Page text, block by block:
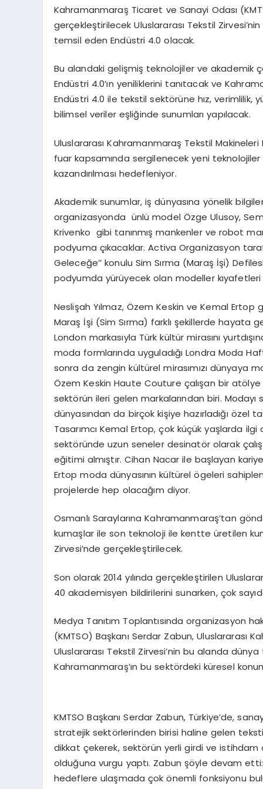
Kahramanmaraş Ticaret ve Sanayi Odası
gerçekleştirilecek Uluslararası Tekstil
temsil eden Endüstri 4.0 olacak.
Bu alandaki gelişmiş teknolojiler ve akademik
Endüstri 4.0’ın yeniliklerini tanıtacak ve
Endüstri 4.0 ile tekstil sektörüne hız,
bilimsel veriler eşliğinde sunumları yapılacak.
Uluslararası Kahramanmaraş Tekstil
fuar kapsamında sergilenecek yeni
kazandırılması hedefleniyor.
Akademik sunumlar, iş dünyasına yönelik
organizasyonda ünlü model Özge Ulusoy,
Krivenko gibi tanınmış mankenler ve robot
podyuma çıkacaklar. Activa Organizasyon
Geleceğe’’ konulu Sim Sırma (Maraş İşi)
podyumda yürüyecek olan modeller
Neslişah Yılmaz, Özem Keskin ve Kemal Ertop
Maraş İşi (Sim Sırma) farklı şekillerde hayata
London markasıyla Türk kültür mirasını
moda formlarında uyguladığı Londra Moda
sonra da zengin kültürel mirasımızı dünyaya
Özem Keskin Haute Couture çalışan bir atölye
sektörün ileri gelen markalarından biri.
dünyasından da birçok kişiye hazırladığı özel
Tasarımcı Kemal Ertop, çok küçük yaşlarda
sektöründe uzun seneler desinatör olarak
eğitimi almıştır. Cihan Nacar ile başlayan
Ertop moda dünyasının kültürel ögeleri
projelerde hep olacağım diyor.
Osmanlı Saraylarına Kahramanmaraş’tan
kumaşlar ile son teknoloji ile kentte üretilen
Zirvesi’nde gerçekleştirilecek.
Son olarak 2014 yılında gerçekleştirilen
40 akademisyen bildirilerini sunarken, çok
Medya Tanıtım Toplantısında organizasyon
(KMTSO) Başkanı Serdar Zabun, Uluslararası
Uluslararası Tekstil Zirvesi’nin bu alanda
Kahramanmaraş’ın bu sektördeki küresel
KMTSO Başkanı Serdar Zabun, Türkiye’de,
stratejik sektörlerinden birisi haline gelen
dikkat çekerek, sektörün yerli girdi ve istihdam
olduğuna vurgu yaptı. Zabun şöyle devam
hedeflere ulaşmada çok önemli fonksiyonu